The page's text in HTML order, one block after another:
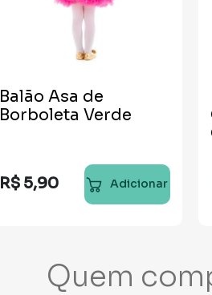
Balão Asa de
Borboleta Verde
R$ 5,90 Adicionar
Quem